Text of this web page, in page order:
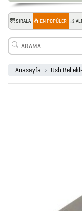
SIRALA EN POPÜLER
Anasayfa Usb